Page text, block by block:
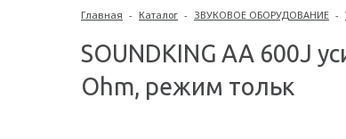
Главная - Каталог - ЗВУКОВОЕ ОБОРУДОВАНИЕ -
SOUNDKING AA 600J
Ohm, режим тольк